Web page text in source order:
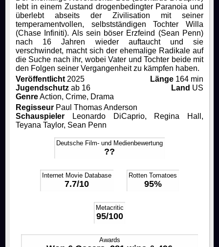
Getränke & Knabberkram
Mitglied werden
Chronik
Technik
Bibliothek
Rocky Horror Picture Show
Filmstudio Spezial
Die Feuerzangenbowle
Eigenproduktionen
Filme
FAQ
Kontakt
lebt in einem Zustand drogenbedingter Paranoia und
überlebt abseits der Zivilisation mit seiner
temperamentvollen, selbstständigen Tochter Willa
(Chase Infiniti). Als sein böser Erzfeind (Sean Penn)
nach 16 Jahren wieder auftaucht und sie
verschwindet, macht sich der ehemalige Radikale auf
die Suche nach ihr, wobei Vater und Tochter beide mit
den Folgen seiner Vergangenheit zu kämpfen haben.
Veröffentlicht2025 Länge 164 min
Jugendschutzab 16 Land US
GenreAction, Crime, Drama
RegisseurPaul Thomas Anderson
SchauspielerLeonardo DiCaprio, Regina Hall,
Teyana Taylor, Sean Penn
Deutsche Film- und Medienbewertung
??
Internet Movie Database
7.7/10
Rotten Tomatoes
95%
Metacritic
95/100
Awards